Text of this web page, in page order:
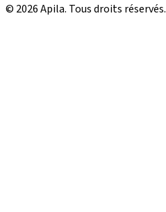
© 2026 Apila. Tous droits réservés.